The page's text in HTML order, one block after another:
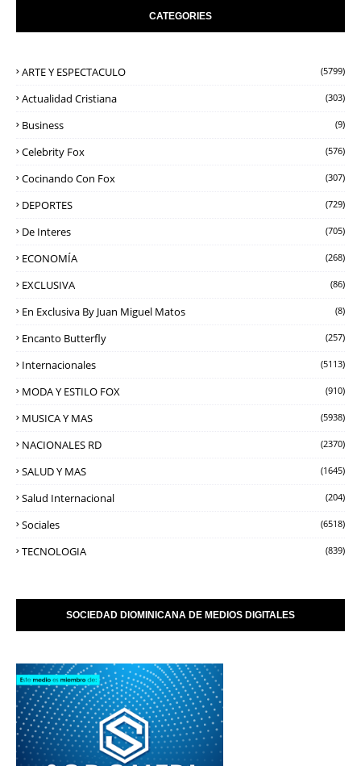
CATEGORIES
ARTE Y ESPECTACULO (5799)
Actualidad Cristiana (303)
Business (9)
Celebrity Fox (576)
Cocinando Con Fox (307)
DEPORTES (729)
De Interes (705)
ECONOMÍA (268)
EXCLUSIVA (86)
En Exclusiva By Juan Miguel Matos (8)
Encanto Butterfly (257)
Internacionales (5113)
MODA Y ESTILO FOX (910)
MUSICA Y MAS (5938)
NACIONALES RD (2370)
SALUD Y MAS (1645)
Salud Internacional (204)
Sociales (6518)
TECNOLOGIA (839)
SOCIEDAD DIOMINICANA DE MEDIOS DIGITALES